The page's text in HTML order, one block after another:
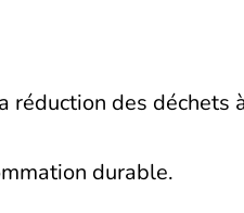
réduction des déchets
durable.